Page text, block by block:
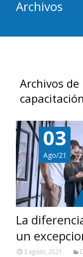
Archivos
Archivos
03
Ago/21
La
un
3 agosto, 2021